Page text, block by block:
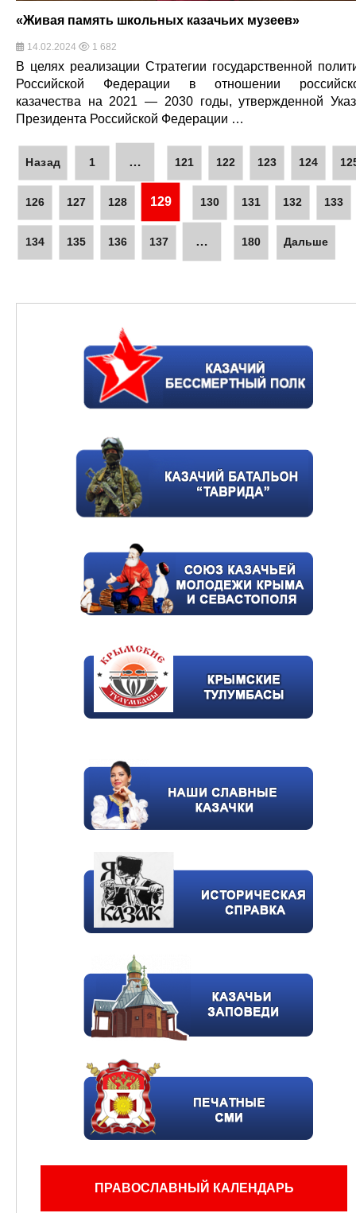
«Живая память школьных казачьих музеев»
14.02.2024 1 682
В целях реализации Стратегии государственной
Российской Федерации в отношении
казачества на 2021 — 2030 годы, утвержденной
Президента Российской Федерации …
Назад 1 … 121 122 123 124
126 127 128 129 130 131 132 133
134 135 136 137 … 180 Дальше
ПРАВОСЛАВНЫЙ КАЛЕНДАРЬ